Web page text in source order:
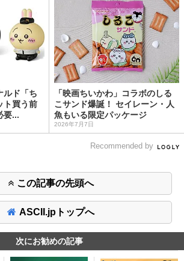
ルド「ち
ト買う前
要...
「映画ちいかわ」コラボのしる
こサンド爆誕！ セイレーン・人
魚もいる限定パッケージ
2026年7月7日
Recommended by
この記事の先頭へ
ASCII.jpトップへ
次にお勧めの記事